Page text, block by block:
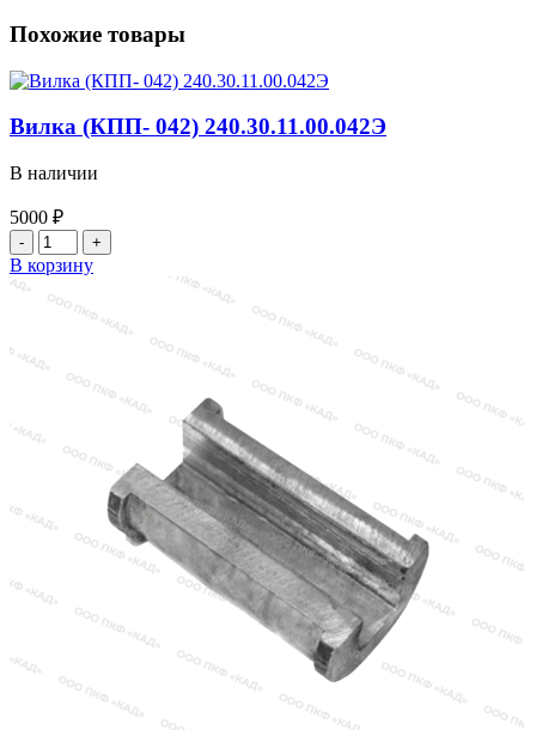
Похожие товары
Вилка (КПП- 042) 240.30.11.00.042Э
В наличии
5000 ₽
Количество
товара
Вилка
(КПП-
240.30.11.00.042Э
В корзину